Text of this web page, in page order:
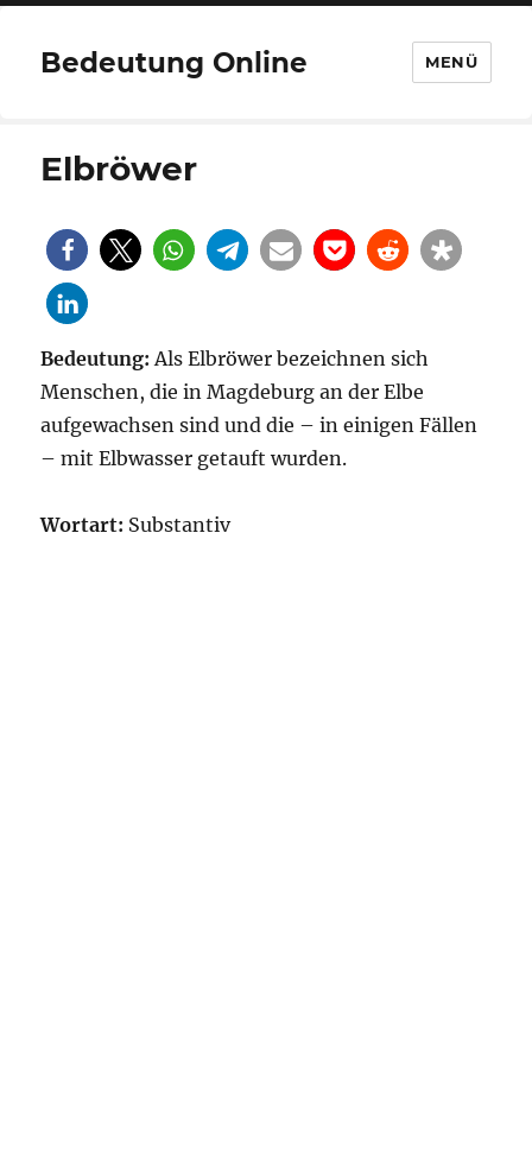
Bedeutung Online MENÜ
Elbröwer
Bedeutung: Als Elbröwer bezeichnen sich
Menschen, die in Magdeburg an der Elbe
aufgewachsen sind und die – in einigen Fällen
– mit Elbwasser getauft wurden.
Wortart: Substantiv